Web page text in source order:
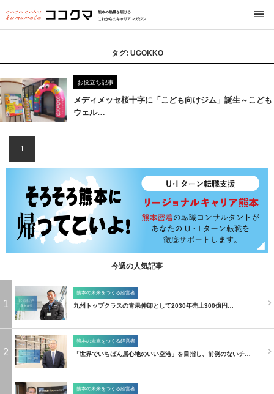
熊本の熱量を届ける
これからのキャリアマガジン
タグ: UGOKKO
お役立ち記事
メディメッセ桜十字に「こども向けジム」誕生～こども
ウェル…
1
今週の人気記事
1
熊本の未来をつくる経営者
九州トップクラスの青果仲卸として2030年売上300億円…
2
熊本の未来をつくる経営者
「世界でいちばん居心地のいい空港」を目指し、前例のないチ…
熊本の未来をつくる経営者